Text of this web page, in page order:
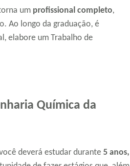
um profissional completo,
Ao longo da graduação, é
elabore um Trabalho de
Química da
deverá estudar durante 5 anos,